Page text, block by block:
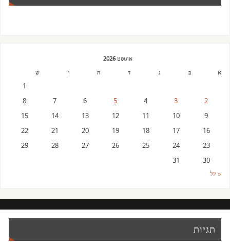
אוגוסט 2026
א
ב ג ד ה ו ש
1
2
3
4
5
6
7
8
9
10
11
12
13
14
15
16
17
18
19
20
21
22
23
24
25
26
27
28
29
30
31
« יול
תגיות